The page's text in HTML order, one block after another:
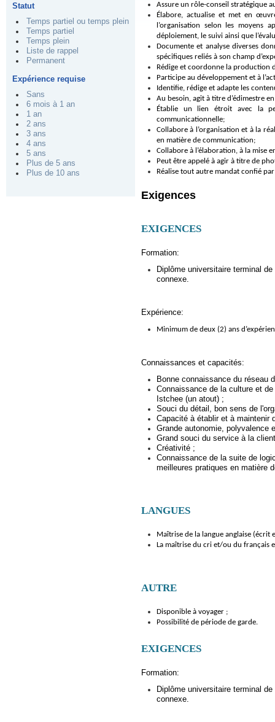
Statut
Temps partiel ou temps plein
Temps partiel
Temps plein
Liste de rappel
Permanent
Expérience requise
Sans
6 mois à 1 an
1 an
2 ans
3 ans
4 ans
5 ans
Plus de 5 ans
Plus de 10 ans
Assure un rôle-conseil stratégique
Élabore, actualise et met en
l’organisation selon les moyens
déploiement, le suivi ainsi que
Documente et analyse diverses
spécifiques reliés à son champ
Rédige et coordonne la production
Participe au développement et à
Identifie, rédige et adapte les
Au besoin, agit à titre d’édimestre
Établie un lien étroit avec la
communicationnelle;
Collabore à l’organisation et à la
en matière de communication;
Collabore à l’élaboration, à la mise
Peut être appelé à agir à titre de
Réalise tout autre mandat confié
Exigences
EXIGENCES
Formation:
Diplôme universitaire terminal
connexe.
Expérience:
Minimum de deux (2) ans
Connaissances et capacités:
Bonne connaissance du réseau
Connaissance de la culture et
Istchee (un atout) ;
Souci du détail, bon sens de
Capacité à établir et à maintenir
Grande autonomie, polyvalence
Grand souci du service à la
Créativité ;
Connaissance de la suite de
meilleures pratiques en matière
LANGUES
Maîtrise de la langue anglaise (écrit
La maîtrise du cri et/ou du français
AUTRE
Disponible à voyager ;
Possibilité de période de garde.
EXIGENCES
Formation:
Diplôme universitaire terminal
connexe.